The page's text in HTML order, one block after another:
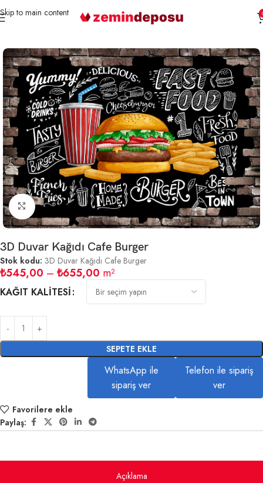
Skip to main content
Büyütmek için tıklayın
3D Duvar Kağıdı Cafe Burger
Stok kodu: 3D Duvar Kağıdı Cafe Burger
₺545,00 – ₺655,00 m²
KAĞIT KALITESI
SEPETE EKLE
WhatsApp ile
sipariş ver
Telefon ile sipariş
ver
Favorilere ekle
Paylaş:
Açıklama